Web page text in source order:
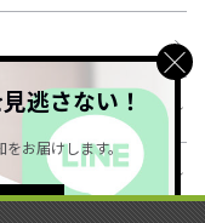
逃さない！
をお届けします。